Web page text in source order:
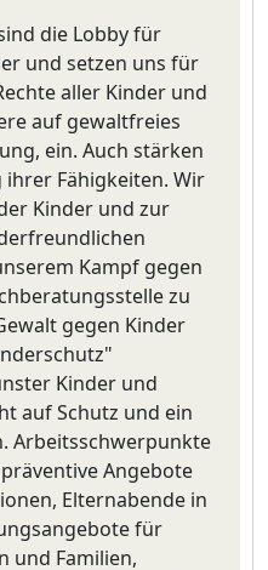
die Lobby für
und setzen uns für
aller Kinder und
auf gewaltfreies
ein. Auch stärken
Fähigkeiten. Wir
Kinder und zur
Kampf gegen
zu
gegen Kinder
Kinder und
auf Schutz und ein
Arbeitsschwerpunkte
Angebote
Elternabende in
für
und Familien,